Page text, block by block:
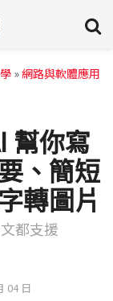
»網路與軟體應用
幫你寫
、簡短
轉圖片
都支援
04 日